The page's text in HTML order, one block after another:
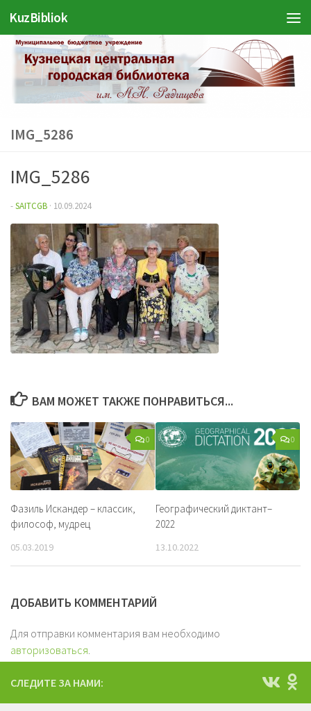
Перейти к содержимому
KuzBibliok
IMG_5286
IMG_5286
-SAITCGB · 10.09.2024
ВАМ МОЖЕТ ТАКЖЕ ПОНРАВИТЬСЯ...
0
Фазиль Искандер – классик,
философ, мудрец
05.03.2019
0
Географический диктант–
2022
13.10.2022
ДОБАВИТЬ КОММЕНТАРИЙ
Для отправки комментария вам необходимо
авторизоваться.
СЛЕДИТЕ ЗА НАМИ: